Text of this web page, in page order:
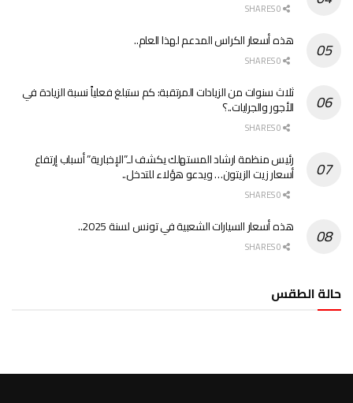
هذه أسعار الكراس المدعم لهذا العام..
ثلاث سنوات من الزيادات المرتقبة: كم ستبلغ فعلياً نسبة الزيادة في
الأجور والجرايات..؟
رئيس منظمة ارشاد المستهلك يكشف لـ”الإخبارية” أسباب إرتفاع
أسعار زيت الزيتون… ويدعو هؤلاء للتدخل..
هذه أسعار السيارات الشعبية في تونس لسنة 2025..
حالة الطقس